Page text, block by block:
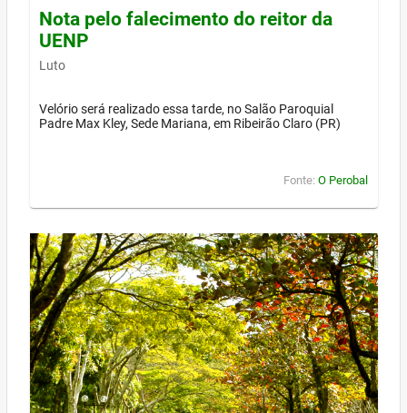
Nota pelo falecimento do reitor da
UENP
Luto
Velório será realizado essa tarde, no Salão Paroquial
Padre Max Kley, Sede Mariana, em Ribeirão Claro (PR)
Fonte: O Perobal